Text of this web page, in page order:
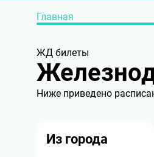
Главная
ЖД билеты
Ниже приведено
Из города